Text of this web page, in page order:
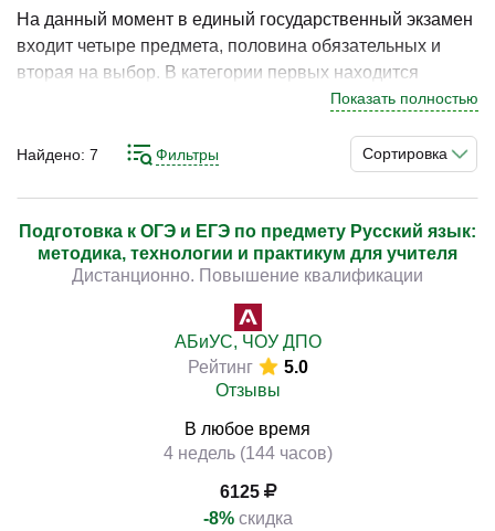
На данный момент в единый государственный экзамен
входит четыре предмета, половина обязательных и
вторая на выбор. В категории первых находится
русский язык, который при этом даёт достаточно много
Причём в последних классах школы обычно
целенаправленно готовят к экзамену на уроках по
этому предмету. Однако сдать его на высокий балл всё
равно сложно. Несколько облегчить задачу могут
специализированные образовательные курсы. На них
дают реально качественную подготовку к сдаче
госэкзамена и понимание предмета.
Показать полностью
Сортировка
Найдено: 7 Фильтры
Подготовка к ОГЭ и ЕГЭ по предмету Русский язык:
методика, технологии и практикум для учителя
Дистанционно. Повышение квалификации
АБиУС, ЧОУ ДПО
Рейтинг
5.0
Отзывы
В любое время
4 недель (144 часов)
6125
-8% скидка